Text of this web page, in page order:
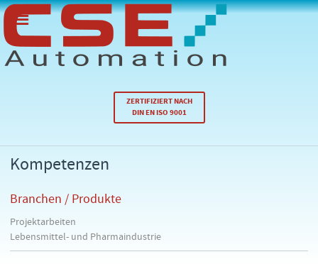
ZERTIFIZIERT NACH
DIN EN ISO 9001
Kompetenzen
Branchen / Produkte
Projektarbeiten
Lebensmittel- und Pharmaindustrie